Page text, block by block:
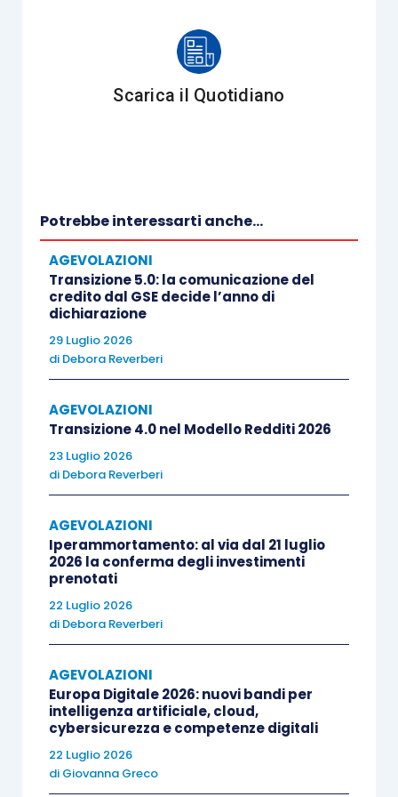
dal regime in questione:
reddito complessivo del contribuente
disciplina originaria è stata poi modificata:
dall’articolo 57 D.L. 50/2017
previsto la possibilità per glienti di
previdenza obbligatoria
previdenza complementare
nei piani di risparmio a lungo termine con
agevolato , senza tra l’altro dover
dell’investimento di 30.000 euro in
ciascun anno solare e complessivo di
150.000 euro (essendo invece stabilito
un limite pari al 5% dell’attivo patrimoniale
risultante dal rendiconto dell’esercizio
precedente);
dallalegge di Bilancio 2018
comma 80, L. 205/2017), che ha disposto
l’inclusione delle imprese che svolgono
attività immobiliaretra quelle nelle quali
è possibile effettuare investimenti,
fiscalmente agevolati, attraverso i PIR.
Scarica il Quotidiano
Potrebbe interessarti anche...
AGEVOLAZIONI
Transizione 5.0: la comunicazione del
credito dal GSE decide l’anno di
dichiarazione
29 Luglio 2026
di Debora Reverberi
AGEVOLAZIONI
Transizione 4.0 nel Modello Redditi 2026
23 Luglio 2026
di Debora Reverberi
AGEVOLAZIONI
Iperammortamento: al via dal 21 luglio
2026 la conferma degli investimenti
prenotati
22 Luglio 2026
di Debora Reverberi
AGEVOLAZIONI
Europa Digitale 2026: nuovi bandi per
intelligenza artificiale, cloud,
cybersicurezza e competenze digitali
22 Luglio 2026
di Giovanna Greco